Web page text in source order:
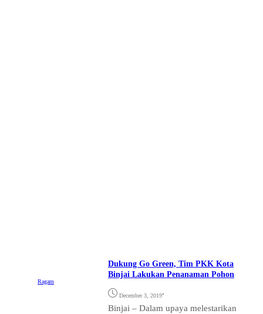
Ragam
Dukung Go Green, Tim PKK Kota
Binjai Lakukan Penanaman Pohon
December 3, 2019•
Binjai – Dalam upaya melestarikan